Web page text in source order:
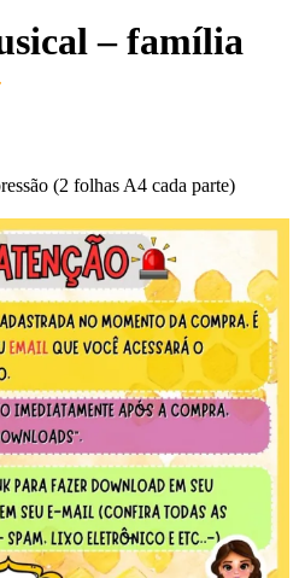
– família
(2 folhas A4 cada parte)